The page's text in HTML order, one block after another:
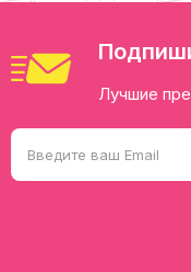
Лучшие